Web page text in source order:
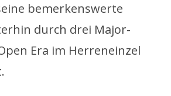
bemerkenswerte
durch drei Major-
Era im Herreneinzel